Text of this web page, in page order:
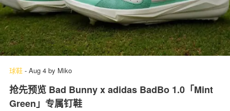
球鞋 - Aug 4 by Miko
抢先预览 Bad Bunny x adidas BadBo 1.0「Mint
Green」专属钉鞋